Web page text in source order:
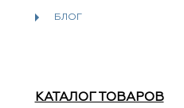
БЛОГ
КАТАЛОГ ТОВАРОВ